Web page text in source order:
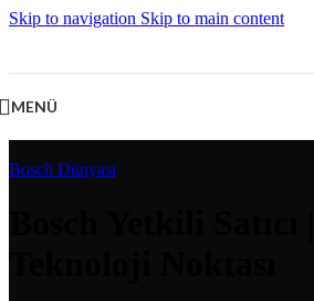
Skip to navigation Skip to main content
MENÜ
Bosch Dünyası